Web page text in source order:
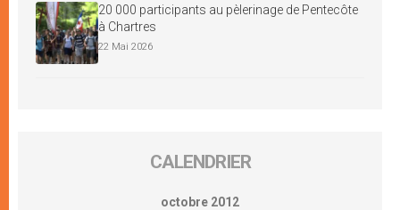
20 000 participants au pèlerinage de Pentecôte
à Chartres
22 Mai 2026
CALENDRIER
octobre 2012